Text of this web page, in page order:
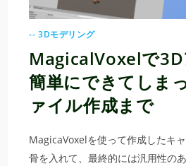
-- 3Dモデリング
MagicalVoxelで
簡単にできてしま
ァイル作成まで
MagicaVoxelを使って作成したキ
骨を入れて、最終的には汎用性の